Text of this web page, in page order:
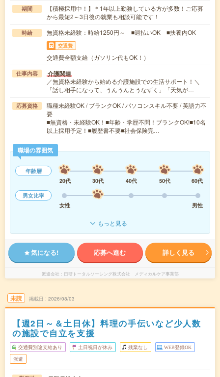
期間
【積極採用中！】＊1年以上勤務している方が多数！ご応募
から最短2～3日後の就業も相談可能です！
時給 無資格未経験：時給1250円～ ■週払いOK ■扶養内OK
交通費
交通費全額支給（ガソリン代もOK！）
仕事内容 介護関連
／無資格未経験から始める介護施設での生活サポート！＼
「話し相手になって、うんうんとうなずく」「天気が…
応募資格
職種未経験OK / ブランクOK / パソコンスキル不要 / 英語力不
要
■無資格・未経験OK！■年齢・学歴不問！ブランクOK!■10名
以上採用予定！■履歴書不要■社会保険完…
職場の雰囲気
年齢層
20代
30代 40代 50代
60代
男女比率
女性
男性
もっと見る
気になる! 応募へ進む 詳しく見る
派遣会社 日研トータルソーシング株式会社 メディカルケア事業部
未読 掲載日 2026/08/03
【週2日～＆土日休】料理の手伝いなど少人数
の施設で自立を支援
交通費別途支給あり 土日祝日が休み 残業なし WEB登録OK
派遣